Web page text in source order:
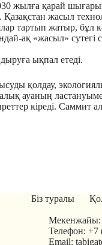
жылға қарай
жасыл
тартып жатыр, бұл
ақ «жасыл»
ықпал етеді.
қолдау,
ауаның
кіреді.
Біз туралы
Мекенжайы:
Телефон: +7
Email: